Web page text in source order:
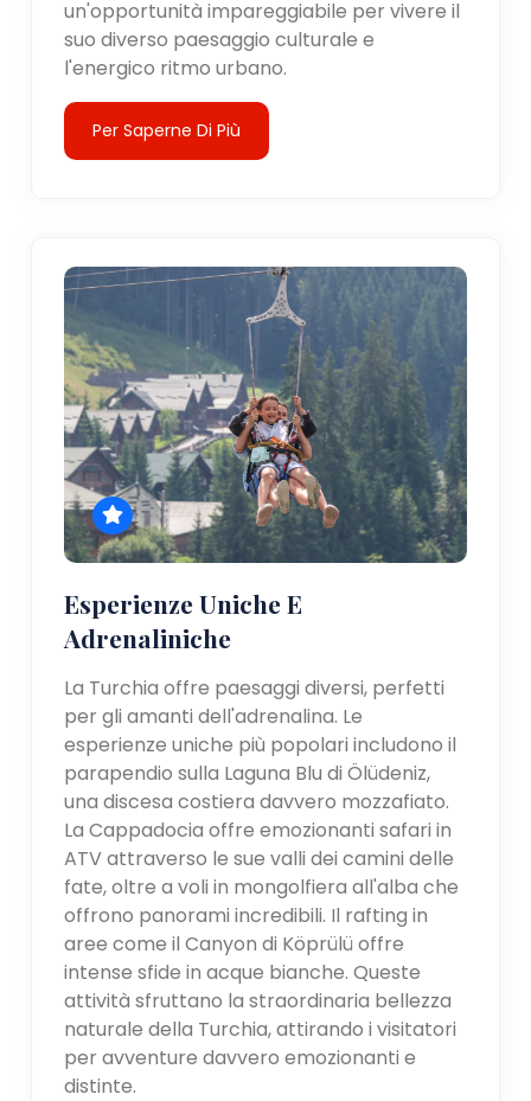
un'opportunità impareggiabile per vivere il
suo diverso paesaggio culturale e
l'energico ritmo urbano.
Per Saperne Di Più
Esperienze Uniche E
Adrenaliniche
La Turchia offre paesaggi diversi, perfetti
per gli amanti dell'adrenalina. Le
esperienze uniche più popolari includono il
parapendio sulla Laguna Blu di Ölüdeniz,
una discesa costiera davvero mozzafiato.
La Cappadocia offre emozionanti safari in
ATV attraverso le sue valli dei camini delle
fate, oltre a voli in mongolfiera all'alba che
offrono panorami incredibili. Il rafting in
aree come il Canyon di Köprülü offre
intense sfide in acque bianche. Queste
attività sfruttano la straordinaria bellezza
naturale della Turchia, attirando i visitatori
per avventure davvero emozionanti e
distinte.